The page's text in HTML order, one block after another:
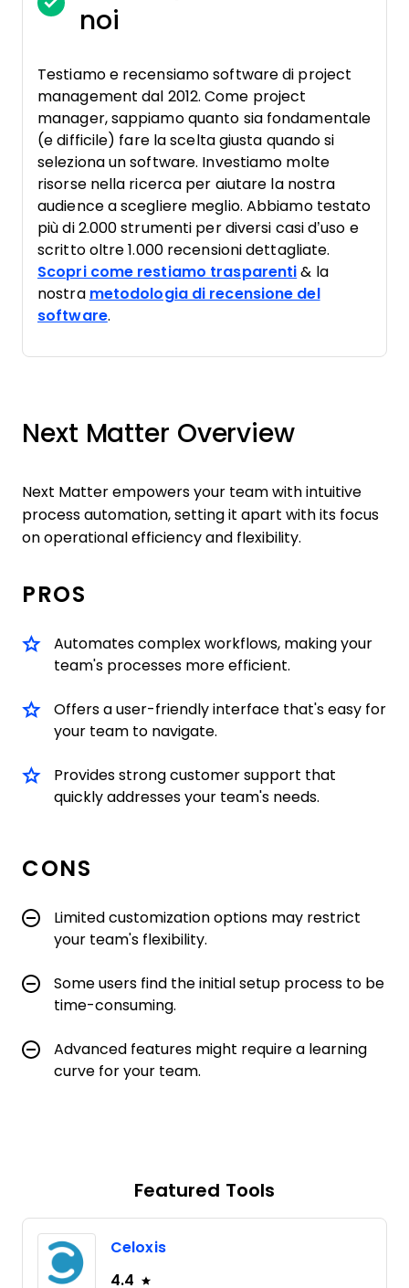
noi
Testiamo e recensiamo software di project
management dal 2012. Come project
manager, sappiamo quanto sia fondamentale
(e difficile) fare la scelta giusta quando si
seleziona un software. Investiamo molte
risorse nella ricerca per aiutare la nostra
audience a scegliere meglio. Abbiamo testato
più di 2.000 strumenti per diversi casi d’uso e
scritto oltre 1.000 recensioni dettagliate.
Scopri come restiamo trasparenti & la
nostra metodologia di recensione del
software.
Next Matter Overview
Next Matter empowers your team with intuitive
process automation, setting it apart with its focus
on operational efficiency and flexibility.
PROS
Automates complex workflows, making your
team's processes more efficient.
Offers a user-friendly interface that's easy for
your team to navigate.
Provides strong customer support that
quickly addresses your team's needs.
CONS
Limited customization options may restrict
your team's flexibility.
Some users find the initial setup process to be
time-consuming.
Advanced features might require a learning
curve for your team.
Featured Tools
Celoxis
4.4